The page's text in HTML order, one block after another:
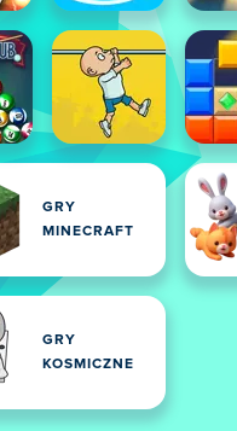
GRY
MINECRAFT
GRY
KOSMICZNE